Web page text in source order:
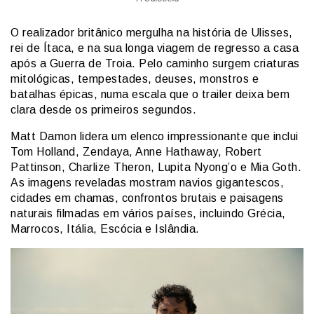
O realizador britânico mergulha na história de Ulisses,
rei de Ítaca, e na sua longa viagem de regresso a casa
após a Guerra de Troia. Pelo caminho surgem criaturas
mitológicas, tempestades, deuses, monstros e
batalhas épicas, numa escala que o trailer deixa bem
clara desde os primeiros segundos.
Matt Damon lidera um elenco impressionante que inclui
Tom Holland, Zendaya, Anne Hathaway, Robert
Pattinson, Charlize Theron, Lupita Nyong’o e Mia Goth.
As imagens reveladas mostram navios gigantescos,
cidades em chamas, confrontos brutais e paisagens
naturais filmadas em vários países, incluindo Grécia,
Marrocos, Itália, Escócia e Islândia.